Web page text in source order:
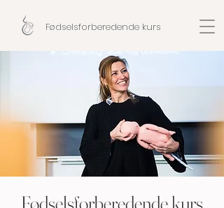
Fødselsforberedende kurs
Fødselsforberedende kurs